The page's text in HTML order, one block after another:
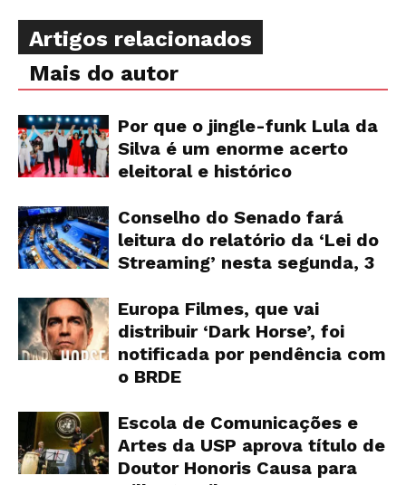
Artigos relacionados
Mais do autor
Por que o jingle-funk Lula da
Silva é um enorme acerto
eleitoral e histórico
Conselho do Senado fará
leitura do relatório da ‘Lei do
Streaming’ nesta segunda, 3
Europa Filmes, que vai
distribuir ‘Dark Horse’, foi
notificada por pendência com
o BRDE
Escola de Comunicações e
Artes da USP aprova título de
Doutor Honoris Causa para